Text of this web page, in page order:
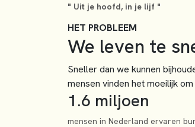
" Uit je hoofd, in je lijf "
HET PROBLEEM
We leven te
Sneller dan we kunnen
mensen vinden het moeilijk
1.6 miljoen
mensen in Nederland ervaren